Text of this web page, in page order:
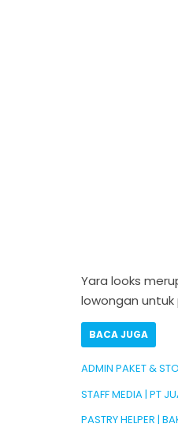
Yara looks
lowongan untuk
BACA JUGA
ADMIN PAKET &
STAFF MEDIA | PT
PASTRY HELPER |